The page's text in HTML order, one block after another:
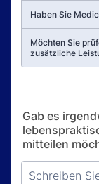
Haben Sie
Möchten Sie
zusätzliche
Gab es
mitteilen